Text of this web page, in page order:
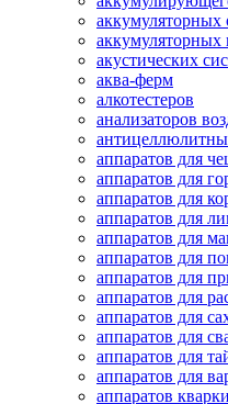
аккумуляторных
аккумуляторных
акустических
аква-ферм
алкотестеров
анализаторов
аппаратов для
аппаратов для
аппаратов для
аппаратов для
аппаратов для
аппаратов для
аппаратов для
аппаратов для
аппаратов для
аппаратов для
аппаратов для
аппаратов для
аппаратов